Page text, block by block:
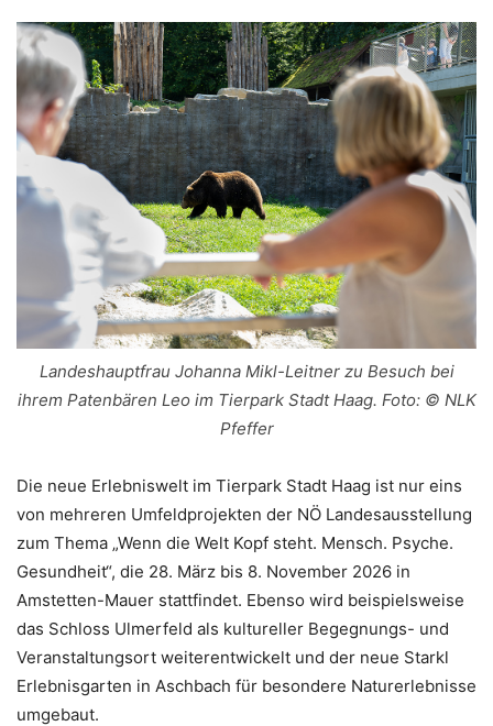
Landeshauptfrau Johanna Mikl-Leitner zu Besuch bei
ihrem Patenbären Leo im Tierpark Stadt Haag. Foto: © NLK
Pfeffer
Die neue Erlebniswelt im Tierpark Stadt Haag ist nur eins
von mehreren Umfeldprojekten der NÖ Landesausstellung
zum Thema „Wenn die Welt Kopf steht. Mensch. Psyche.
Gesundheit“, die 28. März bis 8. November 2026 in
Amstetten-Mauer stattfindet. Ebenso wird beispielsweise
das Schloss Ulmerfeld als kultureller Begegnungs- und
Veranstaltungsort weiterentwickelt und der neue Starkl
Erlebnisgarten in Aschbach für besondere Naturerlebnisse
umgebaut.